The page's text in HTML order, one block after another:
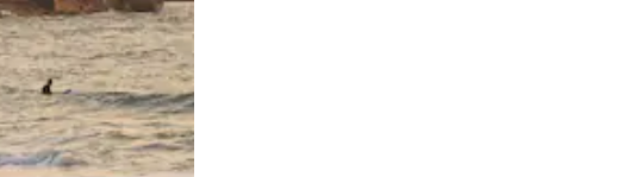
au kutelezesha kidole kwenye ishara.